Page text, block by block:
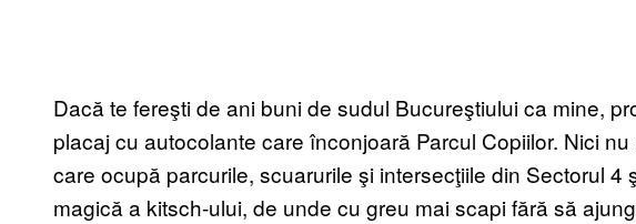
Dacă te fereşti de ani buni de sudul Bucureştiului ca mine,
placaj cu autocolante care înconjoară Parcul Copiilor. Nici
care ocupă parcurile, scuarurile şi intersecţiile din Sectorul 4
magică a kitsch-ului, de unde cu greu mai scapi fără să